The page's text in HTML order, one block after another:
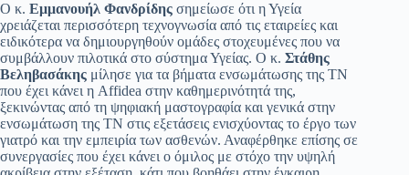
Ο κ. Εμμανουήλ Φανδρίδης σημείωσε ότι η Υγεία
χρειάζεται περισσότερη τεχνογνωσία από τις εταιρείες και
ειδικότερα να δημιουργηθούν ομάδες στοχευμένες που να
συμβάλλουν πιλοτικά στο σύστημα Υγείας. Ο κ. Στάθης
Βεληβασάκης μίλησε για τα βήματα ενσωμάτωσης της ΤΝ
που έχει κάνει η Affidea στην καθημερινότητά της,
ξεκινώντας από τη ψηφιακή μαστογραφία και γενικά στην
ενσωμάτωση της ΤΝ στις εξετάσεις ενισχύοντας το έργο των
γιατρό και την εμπειρία των ασθενών. Αναφέρθηκε επίσης σε
συνεργασίες που έχει κάνει ο όμιλος με στόχο την υψηλή